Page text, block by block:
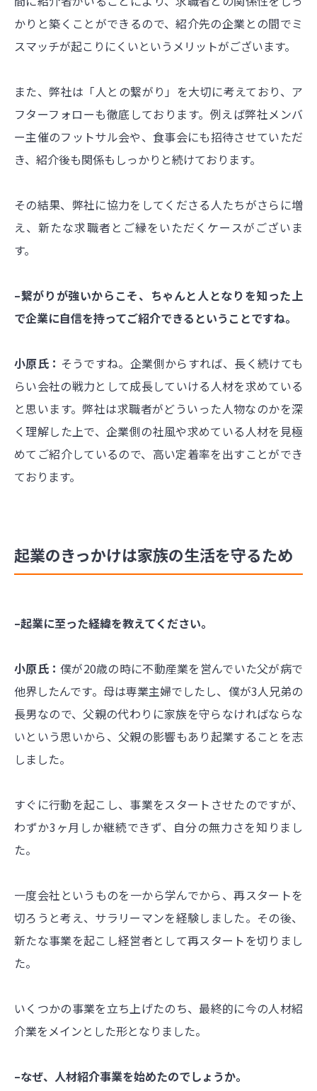
かりと築くことができるので、紹介先の企業との間でミ
スマッチが起こりにくいというメリットがございます。
また、弊社は「人との繋がり」を大切に考えており、ア
フターフォローも徹底しております。例えば弊社メンバ
ー主催のフットサル会や、食事会にも招待させていただ
き、紹介後も関係もしっかりと続けております。
その結果、弊社に協力をしてくださる人たちがさらに増
え、新たな求職者とご縁をいただくケースがございま
す。
–繋がりが強いからこそ、ちゃんと人となりを知った上
で企業に自信を持ってご紹介できるということですね。
小原氏： そうですね。企業側からすれば、長く続けても
らい会社の戦力として成長していける人材を求めている
と思います。弊社は求職者がどういった人物なのかを深
く理解した上で、企業側の社風や求めている人材を見極
めてご紹介しているので、高い定着率を出すことができ
ております。
起業のきっかけは家族の生活を守るため
–起業に至った経緯を教えてください。
小原氏：僕が20歳の時に不動産業を営んでいた父が病で
他界したんです。母は専業主婦でしたし、僕が3人兄弟の
長男なので、父親の代わりに家族を守らなければならな
いという思いから、父親の影響もあり起業することを志
しました。
すぐに行動を起こし、事業をスタートさせたのですが、
わずか3ヶ月しか継続できず、自分の無力さを知りまし
た。
一度会社というものを一から学んでから、再スタートを
切ろうと考え、サラリーマンを経験しました。 その後、
新たな事業を起こし経営者として再スタートを切りまし
た。
いくつかの事業を立ち上げたのち、最終的に今の人材紹
介業をメインとした形となりました。
–なぜ、人材紹介事業を始めたのでしょうか。